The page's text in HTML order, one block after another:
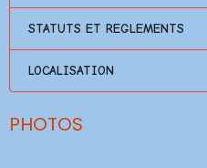
STATUTS ET REGLEMENTS
LOCALISATION
PHOTOS